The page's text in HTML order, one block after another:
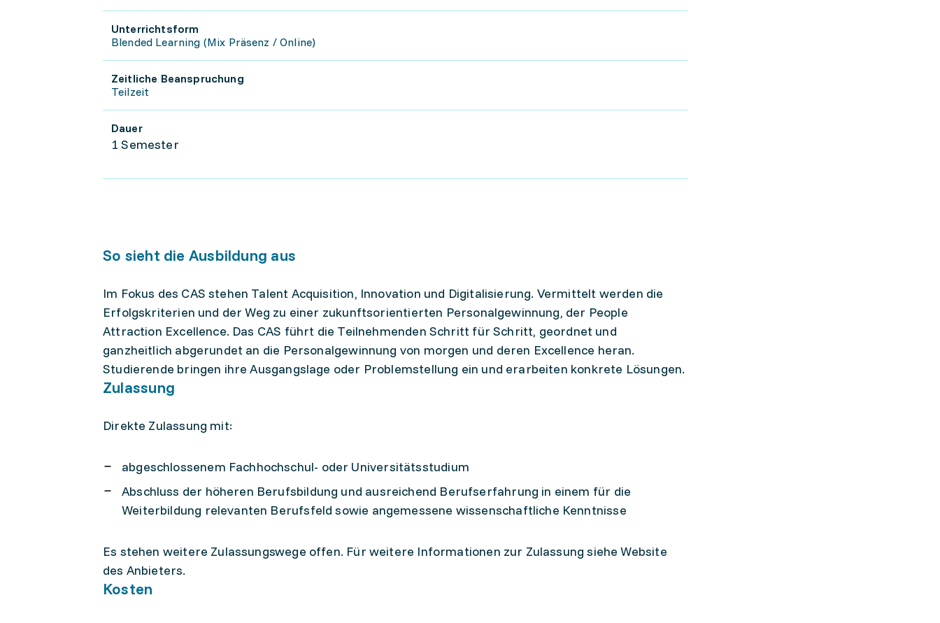
Unterrichtsform
Blended Learning (Mix Präsenz / Online)
Zeitliche Beanspruchung
Teilzeit
Dauer
1 Semester
So sieht die Ausbildung aus
Im Fokus des CAS stehen Talent Acquisition, Innovation und Digitalisierung. Vermittelt werden die
Erfolgskriterien und der Weg zu einer zukunftsorientierten Personalgewinnung, der People
Attraction Excellence. Das CAS führt die Teilnehmenden Schritt für Schritt, geordnet und
ganzheitlich abgerundet an die Personalgewinnung von morgen und deren Excellence heran.
Studierende bringen ihre Ausgangslage oder Problemstellung ein und erarbeiten konkrete Lösungen.
Zulassung
Direkte Zulassung mit:
abgeschlossenem Fachhochschul- oder Universitätsstudium
Abschluss der höheren Berufsbildung und ausreichend Berufserfahrung in einem für die
Weiterbildung relevanten Berufsfeld sowie angemessene wissenschaftliche Kenntnisse
Es stehen weitere Zulassungswege offen. Für weitere Informationen zur Zulassung siehe Website
des Anbieters.
Kosten